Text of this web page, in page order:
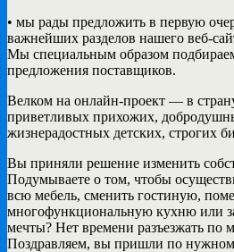
• мы рады предложить в первую
важнейших разделов нашего веб-
Мы специальным образом
предложения поставщиков.
Велком на онлайн-проект — в
приветливых прихожих,
жизнерадостных детских, строгих
Вы приняли решение изменить
Подумываете о том, чтобы
всю мебель, сменить гостиную,
многофункциональную кухню или
мечты? Нет времени разъезжать по
Поздравляем, вы пришли по